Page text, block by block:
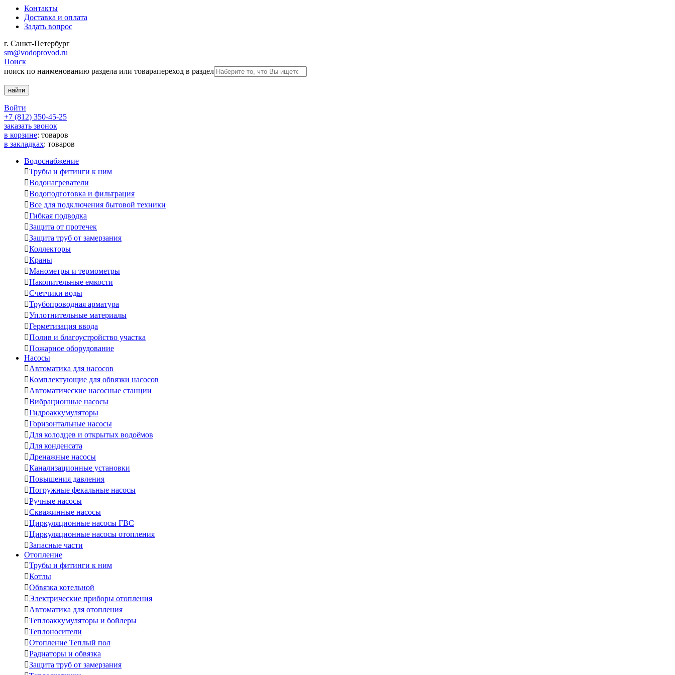
Контакты
Доставка и оплата
Задать вопрос
г. Санкт-Петербург
sm@vodoprovod.ru
Поиск
поиск по наименованию раздела или товарапереход в раздел
Войти
+7 (812) 350-45-25
заказать звонок
в корзине: товаров
в закладках: товаров
Водоснабжение
Трубы и фитинги к ним
Водонагреватели
Водоподготовка и фильтрация
Все для подключения бытовой техники
Гибкая подводка
Защита от протечек
Защита труб от замерзания
Коллекторы
Краны
Манометры и термометры
Накопительные емкости
Счетчики воды
Трубопроводная арматура
Уплотнительные материалы
Герметизация ввода
Полив и благоустройство участка
Пожарное оборудование
Насосы
Автоматика для насосов
Комплектующие для обвязки насосов
Автоматические насосные станции
Вибрационные насосы
Гидроаккумуляторы
Горизонтальные насосы
Для колодцев и открытых водоёмов
Для конденсата
Дренажные насосы
Канализационные установки
Повышения давления
Погружные фекальные насосы
Ручные насосы
Скважинные насосы
Циркуляционные насосы ГВС
Циркуляционные насосы отопления
Запасные части
Отопление
Трубы и фитинги к ним
Котлы
Обвязка котельной
Электрические приборы отопления
Автоматика для отопления
Теплоаккумуляторы и бойлеры
Теплоносители
Отопление Теплый пол
Радиаторы и обвязка
Защита труб от замерзания